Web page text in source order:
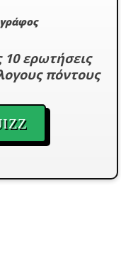
ερωτήσεις
πόντους